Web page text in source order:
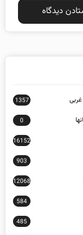
0
16152
903
12068
584
485
54